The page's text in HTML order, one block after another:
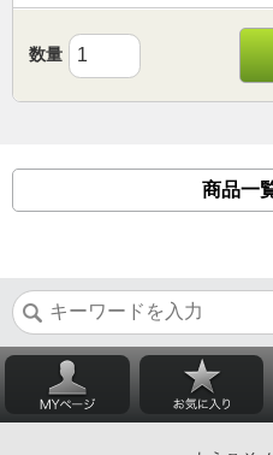
数量
商品一